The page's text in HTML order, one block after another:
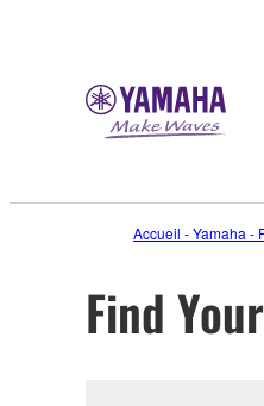
Accueil - Yamaha -
Find